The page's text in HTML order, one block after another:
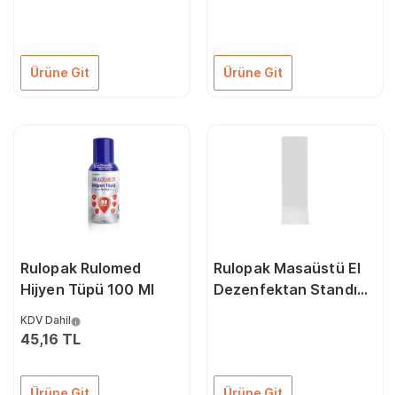
Ürüne Git Ürüne Git
Rulopak Rulomed
Hijyen Tüpü 100 Ml
KDV Dahil
45,16 TL
Rulopak Masaüstü El
Dezenfektan Standı